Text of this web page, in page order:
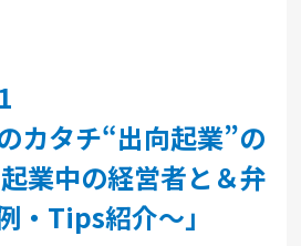
カタチ“出向起業”の
業中の経営者と＆弁
・Tips紹介～」